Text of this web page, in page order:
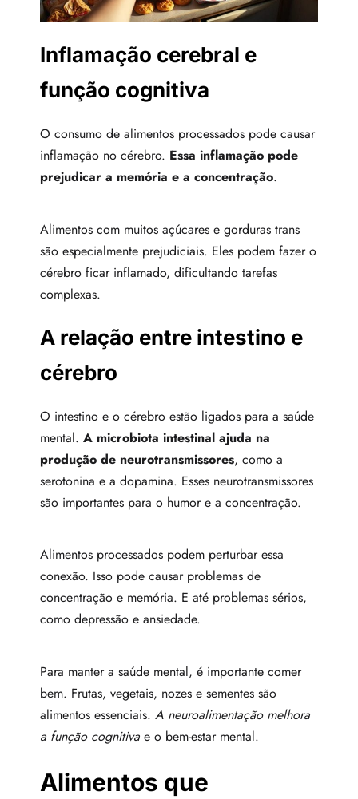
Inflamação cerebral e
função cognitiva
O consumo de alimentos processados pode causar
inflamação no cérebro. Essa inflamação pode
prejudicar a memória e a concentração.
Alimentos com muitos açúcares e gorduras trans
são especialmente prejudiciais. Eles podem fazer o
cérebro ficar inflamado, dificultando tarefas
complexas.
A relação entre intestino e
cérebro
O intestino e o cérebro estão ligados para a saúde
mental. A microbiota intestinal ajuda na
produção de neurotransmissores, como a
serotonina e a dopamina. Esses neurotransmissores
são importantes para o humor e a concentração.
Alimentos processados podem perturbar essa
conexão. Isso pode causar problemas de
concentração e memória. E até problemas sérios,
como depressão e ansiedade.
Para manter a saúde mental, é importante comer
bem. Frutas, vegetais, nozes e sementes são
alimentos essenciais. A neuroalimentação melhora
a função cognitiva e o bem-estar mental.
Alimentos que